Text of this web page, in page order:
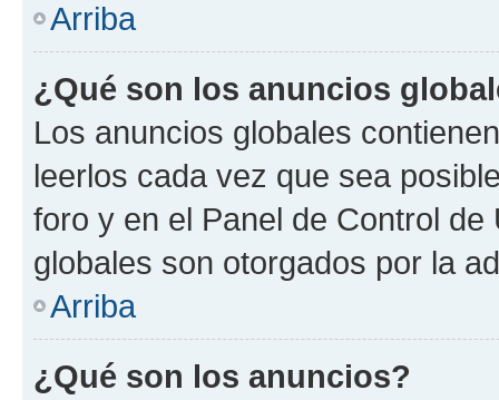
Arriba
¿Qué son los anuncios
Los anuncios globales
leerlos cada vez que sea
foro y en el Panel de Control
globales son otorgados por la
Arriba
¿Qué son los anuncios?